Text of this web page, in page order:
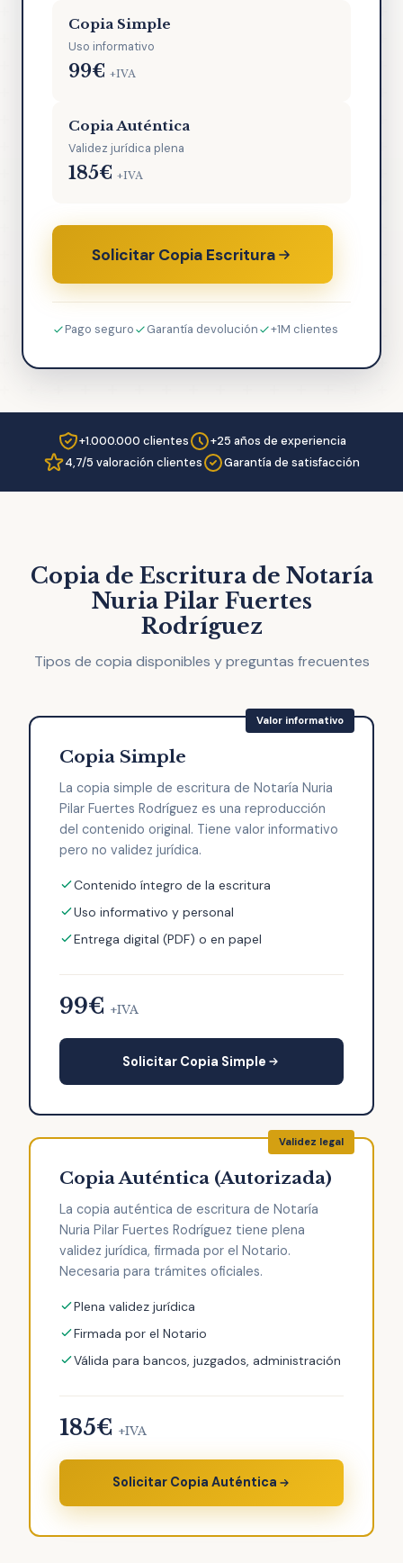
Copia Simple
Uso informativo
99€ +IVA
Copia Auténtica
Validez jurídica plena
185€ +IVA
Solicitar Copia Escritura
Pago seguro Garantía devolución +1M clientes
+1.000.000 clientes
+25 años de experiencia
4,7/5 valoración clientes
Garantía de satisfacción
Copia de Escritura de Notaría
Nuria Pilar Fuertes
Rodríguez
Tipos de copia disponibles y preguntas frecuentes
Copia Simple
La copia simple de escritura de Notaría Nuria
Pilar Fuertes Rodríguez es una reproducción
del contenido original. Tiene valor informativo
pero no validez jurídica.
Contenido íntegro de la escritura
Uso informativo y personal
Entrega digital (PDF) o en papel
99€ +IVA
Solicitar Copia Simple
Copia Auténtica (Autorizada)
La copia auténtica de escritura de Notaría
Nuria Pilar Fuertes Rodríguez tiene plena
validez jurídica, firmada por el Notario.
Necesaria para trámites oficiales.
Plena validez jurídica
Firmada por el Notario
Válida para bancos, juzgados, administración
185€ +IVA
Solicitar Copia Auténtica